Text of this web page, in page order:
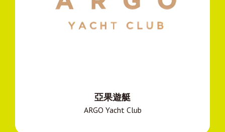
亞果遊艇
ARGO Yacht Club